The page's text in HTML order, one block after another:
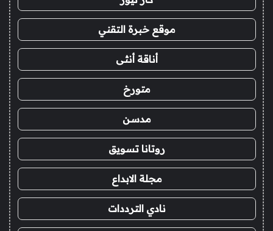
موقع خبرة التقني
أناقة أنثى
متورخ
مدسن
روتانا تسويق
مجلة الابداع
نادي الترددات